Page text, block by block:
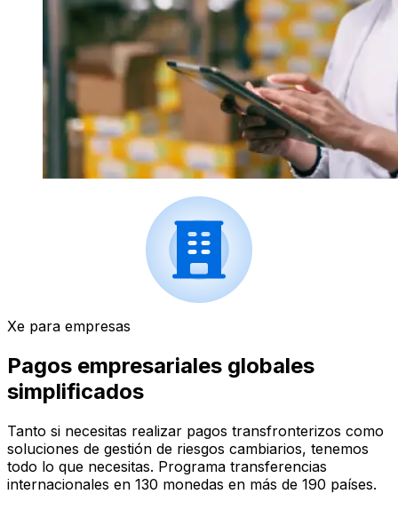
Xe para empresas
Pagos empresariales globales
simplificados
Tanto si necesitas realizar pagos transfronterizos como
soluciones de gestión de riesgos cambiarios, tenemos
todo lo que necesitas. Programa transferencias
internacionales en 130 monedas en más de 190 países.